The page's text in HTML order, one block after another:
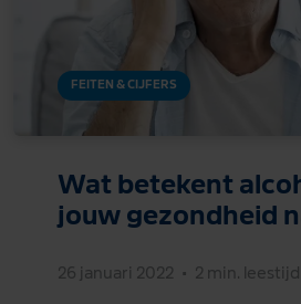
FEITEN & CIJFERS
Wat betekent
jouw gezondheid
26 januari 2022 • 2 min. leestijd